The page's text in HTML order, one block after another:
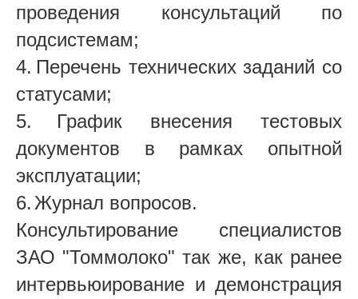
проведения консультаций по
подсистемам;
4. Перечень технических заданий со
статусами;
5.
График внесения тестовых
документов в рамках опытной
эксплуатации;
6. Журнал вопросов.
Консультирование специалистов
ЗАО "Томмолоко" так же, как ранее
интервьюирование и демонстрация